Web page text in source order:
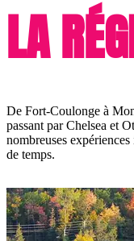
LA
De Fort-Coulonge à
passant par Chelsea et
nombreuses
de temps.